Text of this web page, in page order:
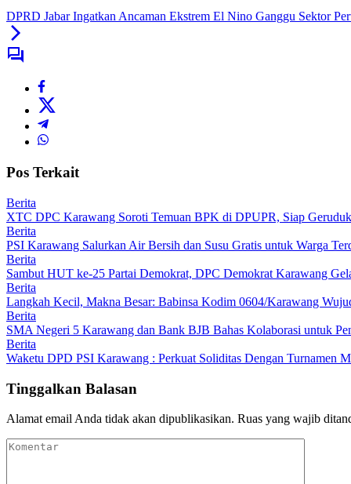
DPRD Jabar Ingatkan Ancaman Ekstrem El Nino Ganggu Sektor
Pos Terkait
Berita
XTC DPC Karawang Soroti Temuan BPK di DPUPR, Siap
Berita
PSI Karawang Salurkan Air Bersih dan Susu Gratis untuk Warga
Berita
Sambut HUT ke-25 Partai Demokrat, DPC Demokrat Karawang
Berita
Langkah Kecil, Makna Besar: Babinsa Kodim 0604/Karawang
Berita
SMA Negeri 5 Karawang dan Bank BJB Bahas Kolaborasi untuk
Berita
Waketu DPD PSI Karawang : Perkuat Soliditas Dengan Turnamen
Tinggalkan Balasan
Alamat email Anda tidak akan dipublikasikan. Ruas yang wajib